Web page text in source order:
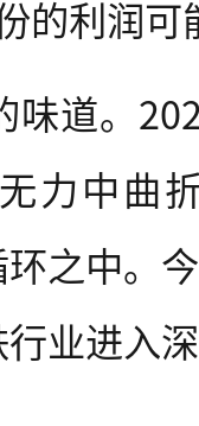
的利润
味道。
力中曲
之中。
业进入